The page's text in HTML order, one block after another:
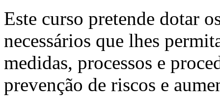
Este curso pretende dotar
necessários que lhes
medidas, processos e
prevenção de riscos e